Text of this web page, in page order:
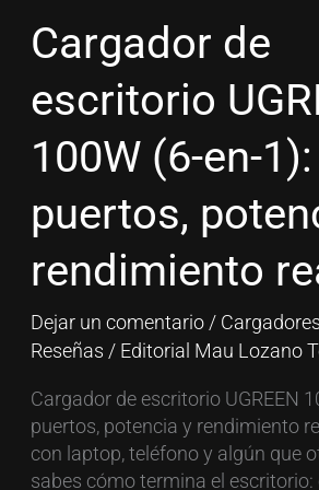
Cargador de
escritorio
100W (6-en-1):
puertos,
rendimiento
Dejar un comentario /
Reseñas / Editorial Mau Lozano
Cargador de escritorio UGREEN
puertos, potencia y rendimiento
con laptop, teléfono y algún que
sabes cómo termina el escritorio:
escritorio
UGREEN
(6-
potencia
y
rendimiento